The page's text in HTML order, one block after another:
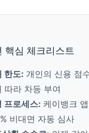
핵심 체크리스트
한도: 개인의 신용 점
따라 차등 부여
프로세스: 케이뱅크
비대면 자동 심사